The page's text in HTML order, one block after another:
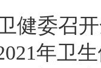
健委召
年卫